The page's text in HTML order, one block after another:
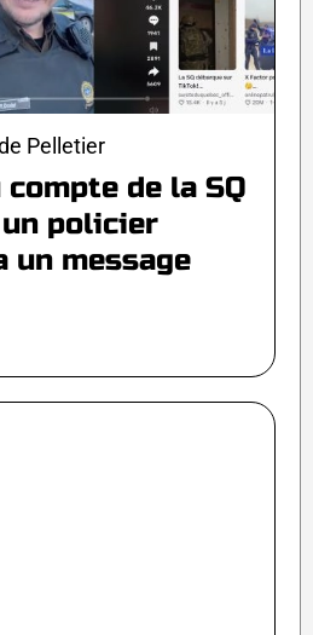
Pelletier
de la SQ
policier
un message